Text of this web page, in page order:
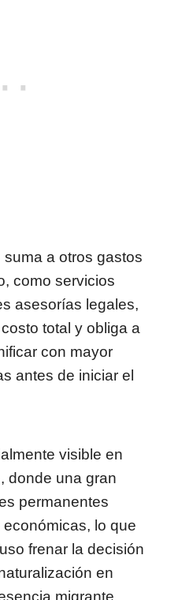
a otros gastos
como servicios
asesorías legales,
total y obliga a
con mayor
antes de iniciar el
visible en
donde una gran
permanentes
lo que
frenar la decisión
en
migrante.